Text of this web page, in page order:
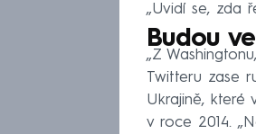
„Uvidí se, zda
Budou
„Z
Twitteru zase
Ukrajině, které
v roce 2014.